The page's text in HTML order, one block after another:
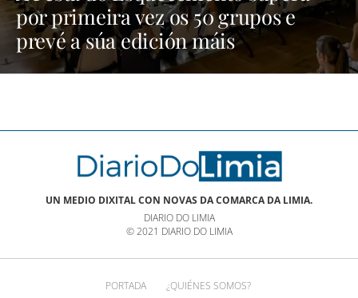
por primeira vez os 50 grupos e
prevé a súa edición máis
multitudinaria | NOTICIAS XINZO
UN MEDIO DIXITAL CON NOVAS DA COMARCA DA LIMIA.
DIARIO DO LIMIA
© 2021 DIARIO DO LIMIA
PORTADA ¿QUIÉNES SOMOS?